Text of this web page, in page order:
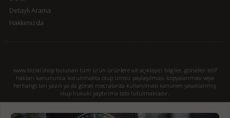
Detaylı Arama
Hakkımızda
www.bizial.shop bulunan tüm ürün ürünlere ait açıklayıcı bilgiler, görseller telif
hakları kanununca korunmakta olup izinsiz paylaşılması, kopyalanması veya
herhangi biri yazılı ya da görsel mecralarda kullanılması kanunen yasaklanmış
olup hukuki yaptırıma tabi tutulmaktadır.